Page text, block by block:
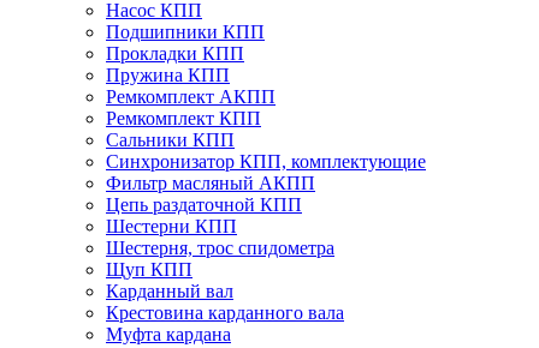
Насос КПП
Подшипники КПП
Прокладки КПП
Пружина КПП
Ремкомплект АКПП
Ремкомплект КПП
Сальники КПП
Синхронизатор КПП, комплектующие
Фильтр масляный АКПП
Цепь раздаточной КПП
Шестерни КПП
Шестерня, трос спидометра
Щуп КПП
Карданный вал
Крестовина карданного вала
Муфта кардана